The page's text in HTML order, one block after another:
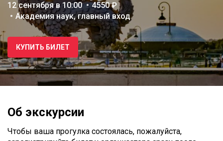
12 сентября в 10:00
4550 ₽
Академия наук, главный вход
КУПИТЬ БИЛЕТ
Об экскурсии
Чтобы ваша прогулка состоялась, пожалуйста,